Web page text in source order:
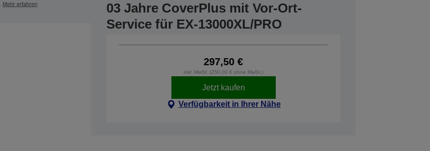
Mehr erfahren
03 Jahre CoverPlus mit Vor-Ort-
Service für EX-13000XL/PRO
297,50 €
inkl. MwSt. (250,00 € ohne MwSt.)
Jetzt kaufen
Verfügbarkeit in Ihrer Nähe